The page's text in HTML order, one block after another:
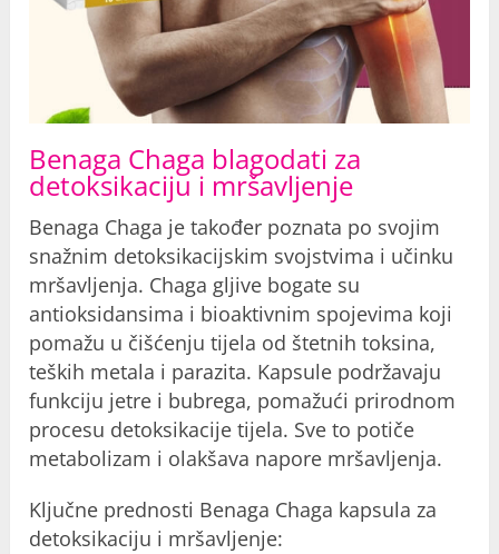
Benaga Chaga blagodati za
detoksikaciju i mršavljenje
Benaga Chaga je također poznata po svojim
snažnim detoksikacijskim svojstvima i učinku
mršavljenja. Chaga gljive bogate su
antioksidansima i bioaktivnim spojevima koji
pomažu u čišćenju tijela od štetnih toksina,
teških metala i parazita. Kapsule podržavaju
funkciju jetre i bubrega, pomažući prirodnom
procesu detoksikacije tijela. Sve to potiče
metabolizam i olakšava napore mršavljenja.
Ključne prednosti Benaga Chaga kapsula za
detoksikaciju i mršavljenje: